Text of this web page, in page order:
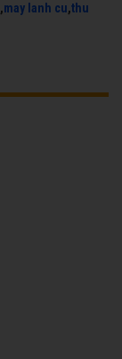
,may lanh cu,thu